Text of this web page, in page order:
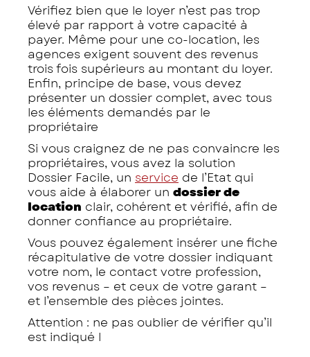
Vérifiez bien que le loyer n’est pas trop
élevé par rapport à votre capacité à
payer. Même pour une co-location, les
agences exigent souvent des revenus
trois fois supérieurs au montant du loyer.
Enfin, principe de base, vous devez
présenter un dossier complet, avec tous
les éléments demandés par le
propriétaire
Si vous craignez de ne pas convaincre les
propriétaires, vous avez la solution
Dossier Facile, un service de l’Etat qui
vous aide à élaborer un dossier de
location clair, cohérent et vérifié, afin de
donner confiance au propriétaire.
Vous pouvez également insérer une fiche
récapitulative de votre dossier indiquant
votre nom, le contact votre profession,
vos revenus – et ceux de votre garant –
et l’ensemble des pièces jointes.
Attention : ne pas oublier de vérifier qu’il
est indiqué l